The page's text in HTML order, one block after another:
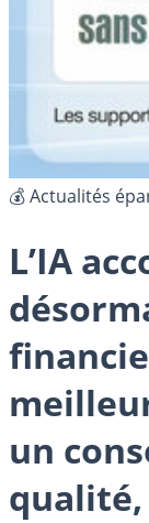
💰 Actualités
L’IA
un